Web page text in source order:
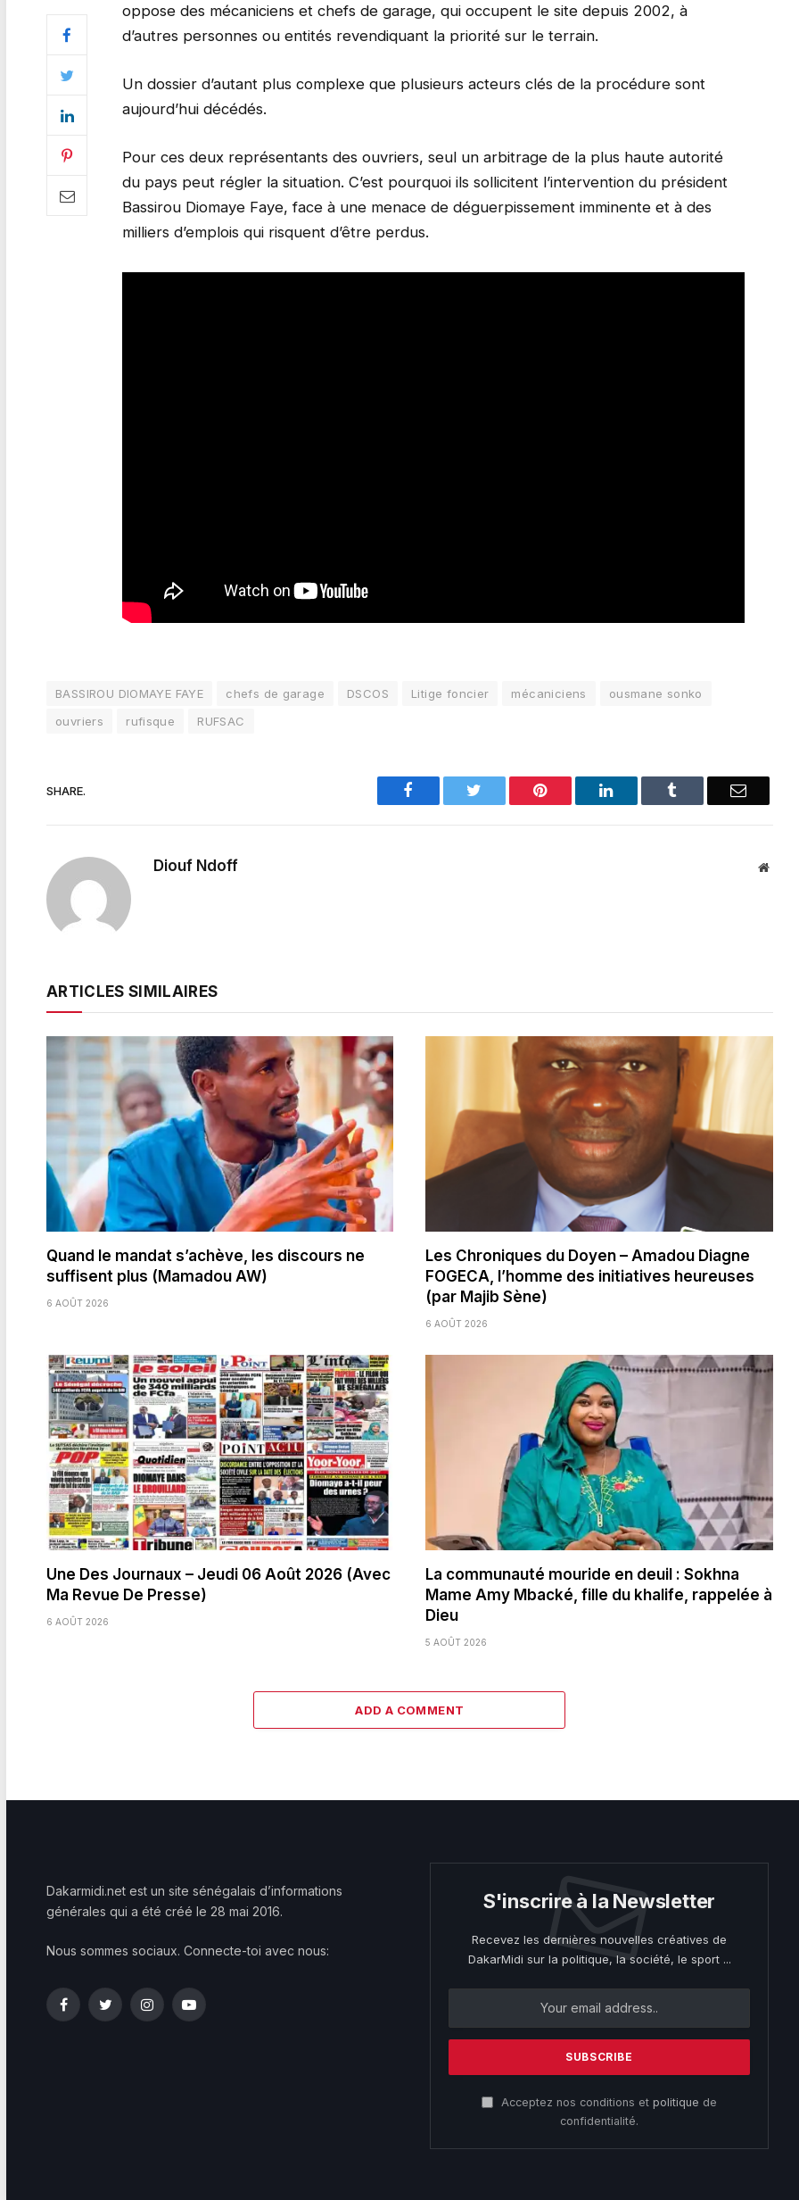
oppose des mécaniciens et chefs de garage, qui occupent le site depuis 2002, à
d’autres personnes ou entités revendiquant la priorité sur le terrain.
Un dossier d’autant plus complexe que plusieurs acteurs clés de la procédure sont
aujourd’hui décédés.
Pour ces deux représentants des ouvriers, seul un arbitrage de la plus haute autorité
du pays peut régler la situation. C’est pourquoi ils sollicitent l’intervention du président
Bassirou Diomaye Faye, face à une menace de déguerpissement imminente et à des
milliers d’emplois qui risquent d’être perdus.
BASSIROU DIOMAYE FAYE chefs de garage DSCOS Litige foncier mécaniciens
ousmane sonko
ouvriers
rufisque RUFSAC
SHARE. Facebook Pinterest LinkedIn Email
Diouf Ndoff
ARTICLES SIMILAIRES
Quand le mandat s’achève, les discours ne
suffisent plus (Mamadou AW)
6 AOÛT 2026
Les Chroniques du Doyen – Amadou Diagne
FOGECA, l’homme des initiatives heureuses
(par Majib Sène)
6 AOÛT 2026
Une Des Journaux – Jeudi 06 Août 2026 (Avec
Ma Revue De Presse)
6 AOÛT 2026
La communauté mouride en deuil : Sokhna
Mame Amy Mbacké, fille du khalife, rappelée à
Dieu
5 AOÛT 2026
ADD A COMMENT
Dakarmidi.net est un site sénégalais d’informations
générales qui a été créé le 28 mai 2016.
Nous sommes sociaux. Connecte-toi avec nous:
FacebookTwitterInstagramYouTube
S'inscrire à la Newsletter
Recevez les dernières nouvelles créatives de
DakarMidi sur la politique, la société, le sport ...
Acceptez nos conditions et politique de
confidentialité.